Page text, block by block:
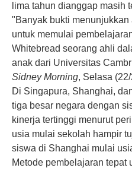
lima tahun dianggap masih
"Banyak bukti menunjukkan
untuk memulai
Whitebread seorang ahli
anak dari Universitas
Sidney Morning, Selasa (22/
Di Singapura, Shanghai,
tiga besar negara dengan
kinerja tertinggi menurut
usia mulai sekolah hampir
siswa di Shanghai mulai
Metode pembelajaran tepat